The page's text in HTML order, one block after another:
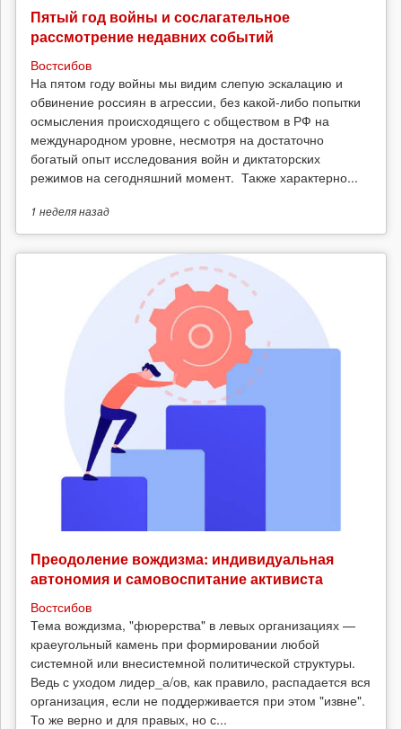
Пятый год войны и сослагательное
рассмотрение недавних событий
Востсибов
На пятом году войны мы видим слепую эскалацию и
обвинение россиян в агрессии, без какой-либо попытки
осмысления происходящего с обществом в РФ на
международном уровне, несмотря на достаточно
богатый опыт исследования войн и диктаторских
режимов на сегодняшний момент. Также характерно...
1 неделяназад
Преодоление вождизма: индивидуальная
автономия и самовоспитание активиста
Востсибов
Тема вождизма, "фюрерства" в левых организациях —
краеугольный камень при формировании любой
системной или внесистемной политической структуры.
Ведь с уходом лидер_а/ов, как правило, распадается вся
организация, если не поддерживается при этом "извне".
То же верно и для правых, но с...